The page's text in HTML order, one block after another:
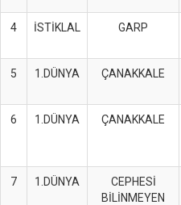
4 İSTİKLAL GARP
5 1.DÜNYA ÇANAKKALE
6 1.DÜNYA ÇANAKKALE
7 1.DÜNYA
CEPHESİ
BİLİNMEYEN